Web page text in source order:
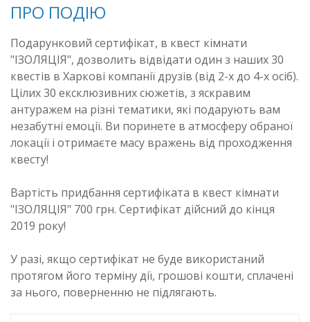
ПРО ПОДІЮ
Подарунковий сертифікат, в квест кімнати
"ІЗОЛЯЦІЯ", дозволить відвідати один з наших 30
квестів в Харкові компанії друзів (від 2-х до 4-х осіб).
Цілих 30 ексклюзивних сюжетів, з яскравим
антуражем на різні тематики, які подарують вам
незабутні емоції. Ви поринете в атмосферу обраної
локації і отримаєте масу вражень від проходження
квесту!
Вартість придбання сертифіката в квест кімнати
"ІЗОЛЯЦІЯ" 700 грн. Сертифікат дійсний до кінця
2019 року!
У разі, якщо сертифікат не буде використаний
протягом його терміну дії, грошові кошти, сплачені
за нього, поверненню не підлягають.